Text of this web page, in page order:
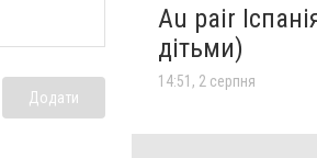
Додати
Au pair
дітьми)
14:51, 2 серпня